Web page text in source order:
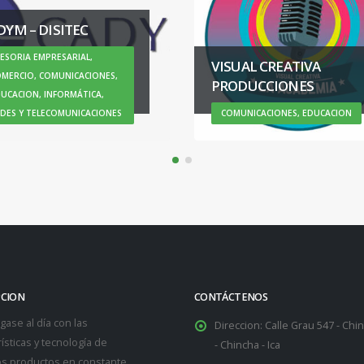
VISUAL CREATIVA
PRODUCCIONES
COMUNICACIONES, EDUCACION
UNIVERSIDAD
AUTONOMA DE ICA
EDUCACION
al día con las
y tecnología de
CONTÁCTENOS
Direccion: Calle Grau 547 -
- Chincha - Ica